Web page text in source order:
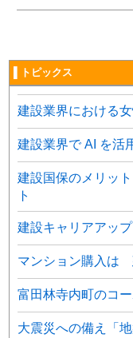
▌トピックス
建設業界における
建設業界で AI を活
建設国保のメリッ
ト
建設キャリアアッ
マンション購入は
富田林寺内町のコ
大震災への備え「